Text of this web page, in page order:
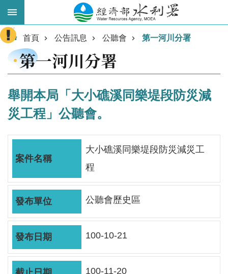
跳到主要內容區塊
進
階
搜
業
務
主
軸
最
新
:::
首頁 公告訊息 公聽會 第一河川分署
第一河川分署
舉開本局「大小礁溪同樂堤段防災減
災工程」公聽會。
大小礁溪同樂堤段防災減災工
程
公聽會歷史區
100-10-21
100-11-20